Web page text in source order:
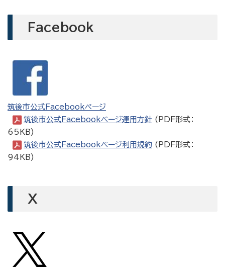
Facebook
筑後市公式Facebookページ
筑後市公式Facebookページ運用方針 (PDF形式：
65KB)
筑後市公式Facebookページ利用規約 (PDF形式：
94KB)
X